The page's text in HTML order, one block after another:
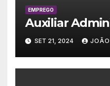
EMPREGO
Auxiliar
SET 21, 2024 JOÃO